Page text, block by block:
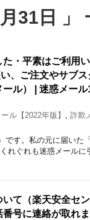
31日 」
・平素はご利用い
、ご注文やサブス
ル） | 迷惑メール
ル【2022年版】 , 詐欺
です。私の元に届いた
れぐれも迷惑メールに
て（楽天安全セ
号に連絡が取れ